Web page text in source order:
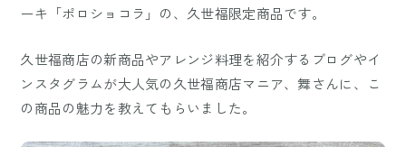
ーキ「ポロショコラ」の、久世福限定商品です。
久世福商店の新商品やアレンジ料理を紹介するブログやイ
ンスタグラムが大人気の久世福商店マニア、舞さんに、こ
の商品の魅力を教えてもらいました。